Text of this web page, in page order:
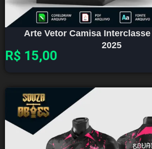
Arte Vetor Camisa Interclasse
2025
R$ 15,00